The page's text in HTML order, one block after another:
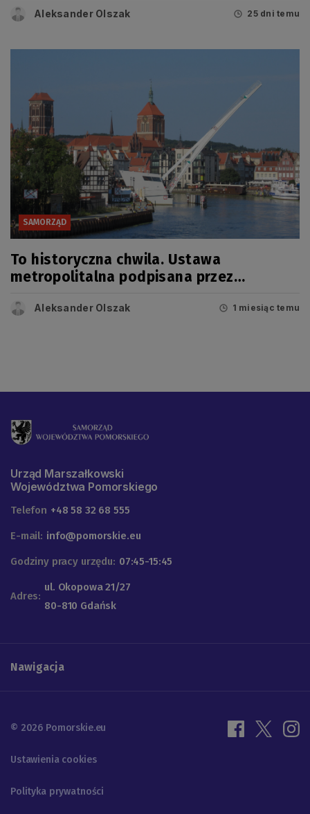
Aleksander Olszak 25 dni temu
SAMORZĄD
To historyczna chwila. Ustawa
metropolitalna podpisana przez
Aleksander Olszak 1 miesiąc temu
Urząd Marszałkowski
Województwa Pomorskiego
Telefon +48 58 32 68 555
E-mail: info@pomorskie.eu
Godziny pracy urzędu: 07:45-15:45
Adres:
ul. Okopowa 21/27
80-810 Gdańsk
Nawigacja
© 2026 Pomorskie.eu
Ustawienia cookies
Polityka prywatności